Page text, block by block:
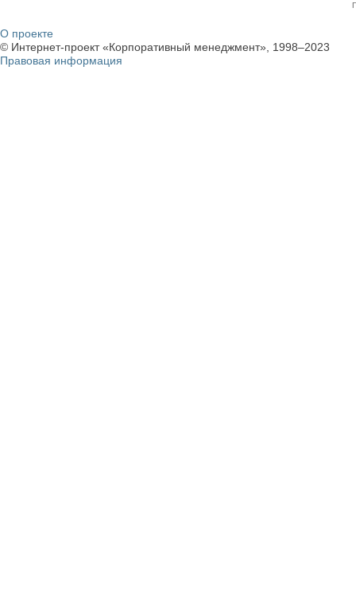
О проекте
© Интернет-проект «Корпоративный менеджмент», 1998–2023
Правовая информация